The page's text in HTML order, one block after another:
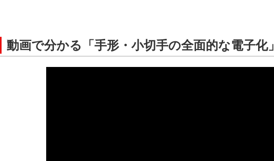
動画で分かる「手形・小切手の全面的な電子化」